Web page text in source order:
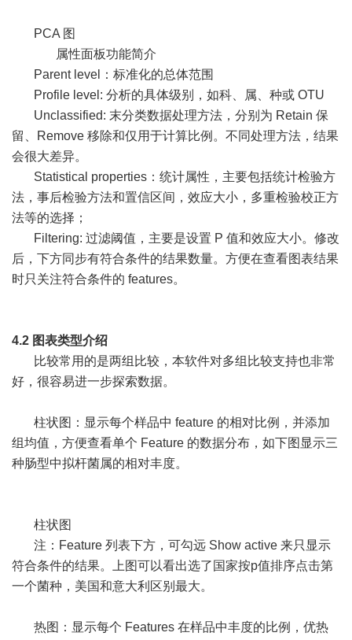
PCA 图
属性面板功能简介
Parent level：标准化的总体范围
Profile level: 分析的具体级别，如科、属、种或 OTU
Unclassified: 末分类数据处理方法，分别为 Retain 保
留、Remove 移除和仅用于计算比例。不同处理方法，结果
会很大差异。
Statistical properties：统计属性，主要包括统计检验方
法，事后检验方法和置信区间，效应大小，多重检验校正方
法等的选择；
Filtering: 过滤阈值，主要是设置 P 值和效应大小。修改
后，下方同步有符合条件的结果数量。方便在查看图表结果
时只关注符合条件的 features。
4.2 图表类型介绍
比较常用的是两组比较，本软件对多组比较支持也非常
好，很容易进一步探索数据。
柱状图：显示每个样品中 feature 的相对比例，并添加
组均值，方便查看单个 Feature 的数据分布，如下图显示三
种肠型中拟杆菌属的相对丰度。
柱状图
注：Feature 列表下方，可勾远 Show active 来只显示
符合条件的结果。上图可以看出选了国家按p值排序点击第
一个菌种，美国和意大利区别最大。
热图：显示每个 Features 在样品中丰度的比例，优热